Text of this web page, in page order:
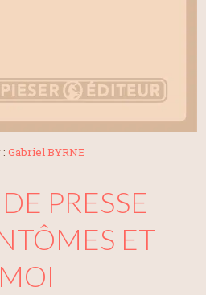
Gabriel BYRNE
PRESSE
ET
MOI